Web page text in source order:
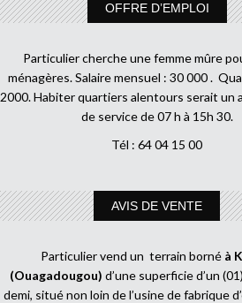
OFFRE D’EMPLOI
Particulier cherche une femme mûre
ménagères. Salaire mensuel : 30 000 .
2000. Habiter quartiers alentours serait un
de service de 07 h à 15h 30.
Tél : 64 04 15 00
AVIS DE VENTE
Particulier vend un terrain borné à
(Ouagadougou) d’une superficie d’un
demi, situé non loin de l’usine de fabrique